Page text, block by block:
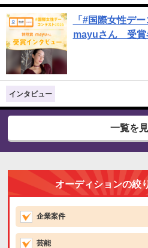
「#国際女性デ
mayuさん 受
インタビュー
一覧を
オーディションの絞
企業案件
芸能